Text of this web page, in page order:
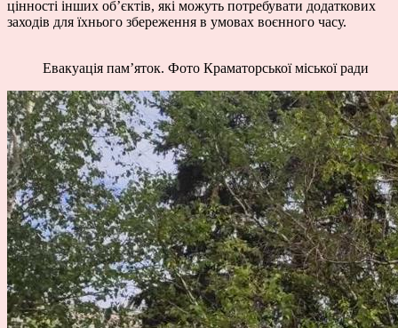
цінності інших об’єктів, які можуть потребувати додаткових
заходів для їхнього збереження в умовах воєнного часу.
Евакуація пам’яток. Фото Краматорської міської ради